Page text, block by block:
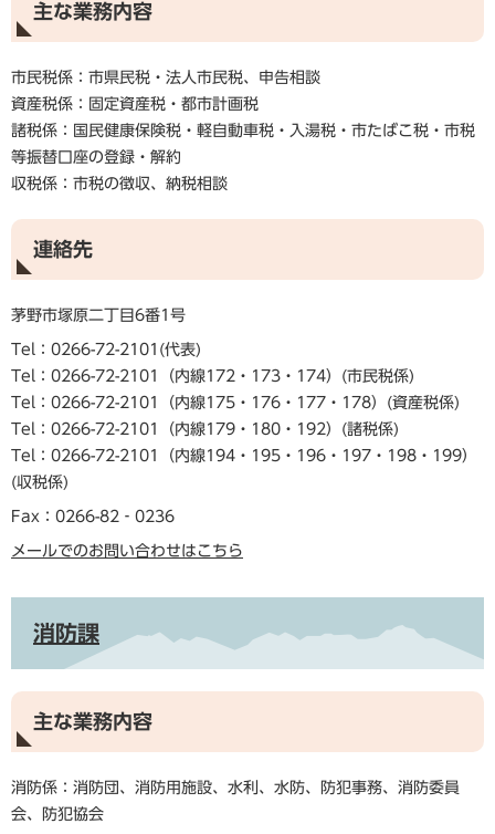
主な業務内容
市民税係：市県民税・法人市民税、申告相談
資産税係：固定資産税・都市計画税
諸税係：国民健康保険税・軽自動車税・入湯税・市たばこ税・市税
等振替口座の登録・解約
収税係：市税の徴収、納税相談
連絡先
茅野市塚原二丁目6番1号
Tel：0266-72-2101
代表
Tel：0266-72-2101（内線172・173・174）
市民税係
Tel：0266-72-2101（内線175・176・177・178）
資産税係
Tel：0266-72-2101（内線179・180・192）
諸税係
Tel：0266-72-2101（内線194・195・196・197・198・199）
収税係
Fax：0266-82‐0236
メールでのお問い合わせはこちら
消防課
主な業務内容
消防係：消防団、消防用施設、水利、水防、防犯事務、消防委員
会、防犯協会